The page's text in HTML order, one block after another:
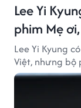
Lee Yi
phim Mẹ
Lee Yi Kyung
Việt, nhưng bộ